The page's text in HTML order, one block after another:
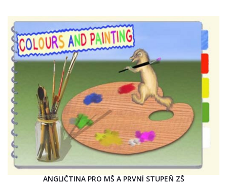
ANGLIČTINA PRO MŠ A PRVNÍ STUPEŇ ZŠ